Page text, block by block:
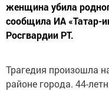
женщина убила
сообщила ИА «Татар-
Росгвардии РТ.
Трагедия произошла
районе города. 44-